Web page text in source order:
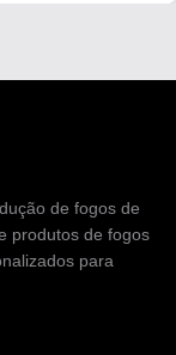
de fogos de
produtos de fogos
para